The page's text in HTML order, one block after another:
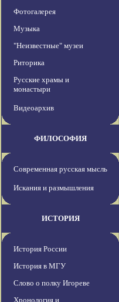
Фотогалерея
Музыка
"Неизвестные" музеи
Риторика
Русские храмы и
монастыри
Видеоархив
ФИЛОСОФИЯ
Современная русская мысль
Искания и размышления
ИСТОРИЯ
История России
История в МГУ
Слово о полку Игореве
Хронология и